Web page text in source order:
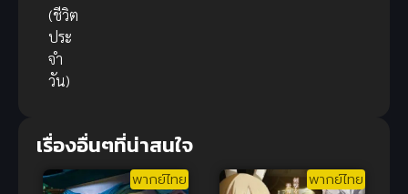
(ชีวิต
ประ
จำ
วัน)
เรื่องอื่นๆที่น่าสนใจ
พากย์ไทย พากย์ไทย